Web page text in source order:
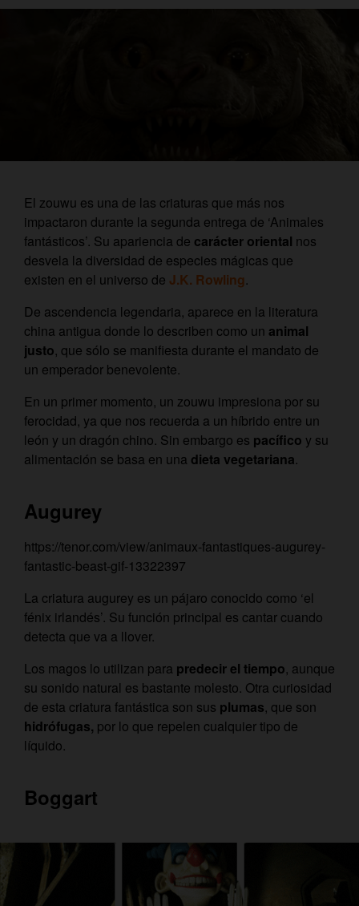
El zouwu es una de las criaturas que más nos
impactaron durante la segunda entrega de ‘Animales
fantásticos’. Su apariencia de carácter oriental nos
desvela la diversidad de especies mágicas que
existen en el universo de J.K. Rowling.
De ascendencia legendaria, aparece en la literatura
china antigua donde lo describen como un animal
justo, que sólo se manifiesta durante el mandato de
un emperador benevolente.
En un primer momento, un zouwu impresiona por su
ferocidad, ya que nos recuerda a un híbrido entre un
león y un dragón chino. Sin embargo es pacífico y su
alimentación se basa en una dieta vegetariana.
Augurey
https://tenor.com/view/animaux-fantastiques-augurey-
fantastic-beast-gif-13322397
La criatura augurey es un pájaro conocido como ‘el
fénix irlandés’. Su función principal es cantar cuando
detecta que va a llover.
Los magos lo utilizan para predecir el tiempo, aunque
su sonido natural es bastante molesto. Otra curiosidad
de esta criatura fantástica son sus plumas, que son
hidrófugas, por lo que repelen cualquier tipo de
líquido.
Boggart